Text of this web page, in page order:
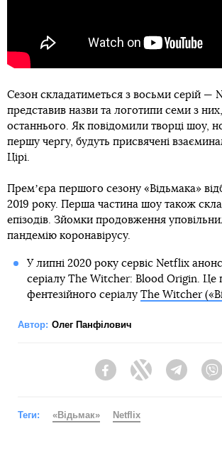
Сезон складатиметься з восьми серій —
представив назви та логотипи семи з
останнього. Як повідомили творці шоу,
першу чергу, будуть присвячені
Цірі.
Премʼєра першого сезону «Відьмака»
2019 року. Перша частина шоу також
епізодів. Зйомки продовження
пандемію коронавірусу.
У липні 2020 року сервіс Netflix
серіалу The Witcher: Blood Origin. Це
фентезійного серіалу The Witcher
Автор: Олег Панфілович
FacebookTwitter
Теги: «Відьмак» Netflix